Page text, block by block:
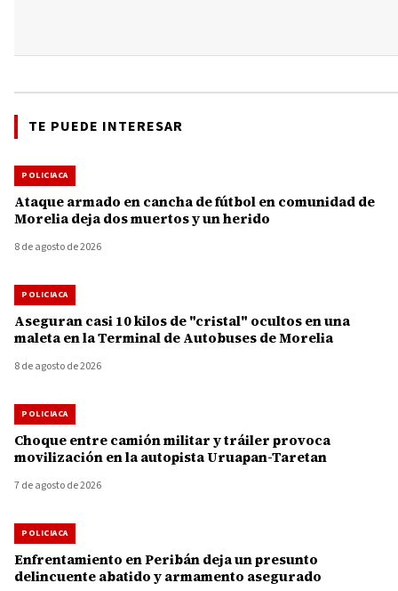
TE PUEDE INTERESAR
POLICIACA
Ataque armado en cancha de fútbol en comunidad de
Morelia deja dos muertos y un herido
8 de agosto de 2026
POLICIACA
Aseguran casi 10 kilos de "cristal" ocultos en una
maleta en la Terminal de Autobuses de Morelia
8 de agosto de 2026
POLICIACA
Choque entre camión militar y tráiler provoca
movilización en la autopista Uruapan-Taretan
7 de agosto de 2026
POLICIACA
Enfrentamiento en Peribán deja un presunto
delincuente abatido y armamento asegurado